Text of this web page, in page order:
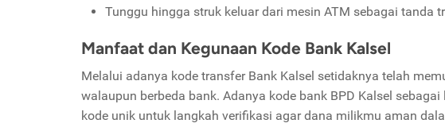
Tunggu hingga struk keluar dari mesin ATM sebagai tanda
Manfaat dan Kegunaan Kode Bank Kalsel
Melalui adanya kode transfer Bank Kalsel setidaknya telah
walaupun berbeda bank. Adanya kode bank BPD Kalsel
kode unik untuk langkah verifikasi agar dana milikmu aman